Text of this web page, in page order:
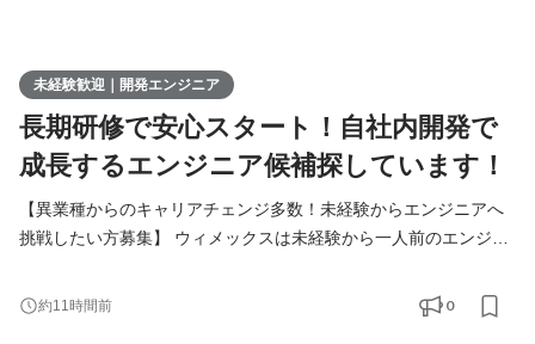
未経験歓迎｜開発エンジニア
長期研修で安心スタート！自社内開発で
成長するエンジニア候補探しています！
【異業種からのキャリアチェンジ多数！未経験からエンジニアへ
挑戦したい方募集】 ウィメックスは未経験から一人前のエンジニ
ニアに成長したい！」 そんな想いを持っている方は、まずカジュ
約11時間前 0